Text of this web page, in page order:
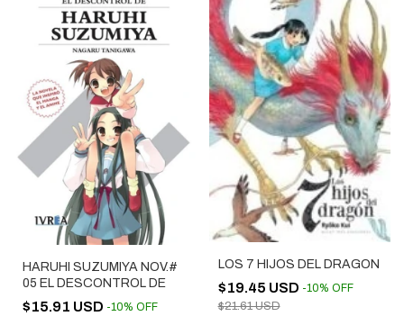
HARUHI SUZUMIYA NOV.#
05 EL DESCONTROL DE
$15.91 USD -10% OFF
LOS 7 HIJOS DEL DRAGON
$19.45 USD -10% OFF
$21.61 USD